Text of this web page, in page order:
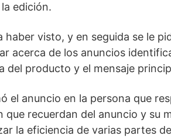
edición.
haber visto, y en seguida se le
acerca de los anuncios
del producto y el mensaje
el anuncio en la persona que
recuerdan del anuncio y su
la eficiencia de varias partes